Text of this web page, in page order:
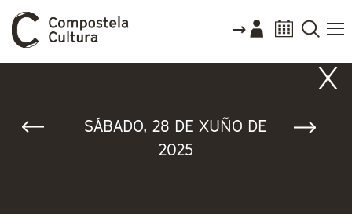
SÁBADO, 28 DE XUÑO DE
2025